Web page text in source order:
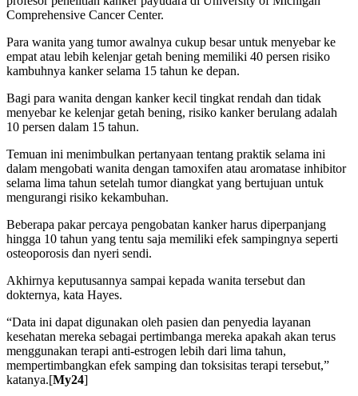
Comprehensive Cancer Center.
Para wanita yang tumor awalnya cukup besar untuk menyebar ke
empat atau lebih kelenjar getah bening memiliki 40 persen risiko
kambuhnya kanker selama 15 tahun ke depan.
Bagi para wanita dengan kanker kecil tingkat rendah dan tidak
menyebar ke kelenjar getah bening, risiko kanker berulang adalah
10 persen dalam 15 tahun.
Temuan ini menimbulkan pertanyaan tentang praktik selama ini
dalam mengobati wanita dengan tamoxifen atau aromatase inhibitor
selama lima tahun setelah tumor diangkat yang bertujuan untuk
mengurangi risiko kekambuhan.
Beberapa pakar percaya pengobatan kanker harus diperpanjang
hingga 10 tahun yang tentu saja memiliki efek sampingnya seperti
osteoporosis dan nyeri sendi.
Akhirnya keputusannya sampai kepada wanita tersebut dan
dokternya, kata Hayes.
“Data ini dapat digunakan oleh pasien dan penyedia layanan
kesehatan mereka sebagai pertimbanga mereka apakah akan terus
menggunakan terapi anti-estrogen lebih dari lima tahun,
mempertimbangkan efek samping dan toksisitas terapi tersebut,”
katanya.[My24]